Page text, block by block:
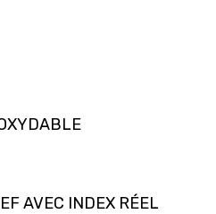
AVEC INDEX RÉEL